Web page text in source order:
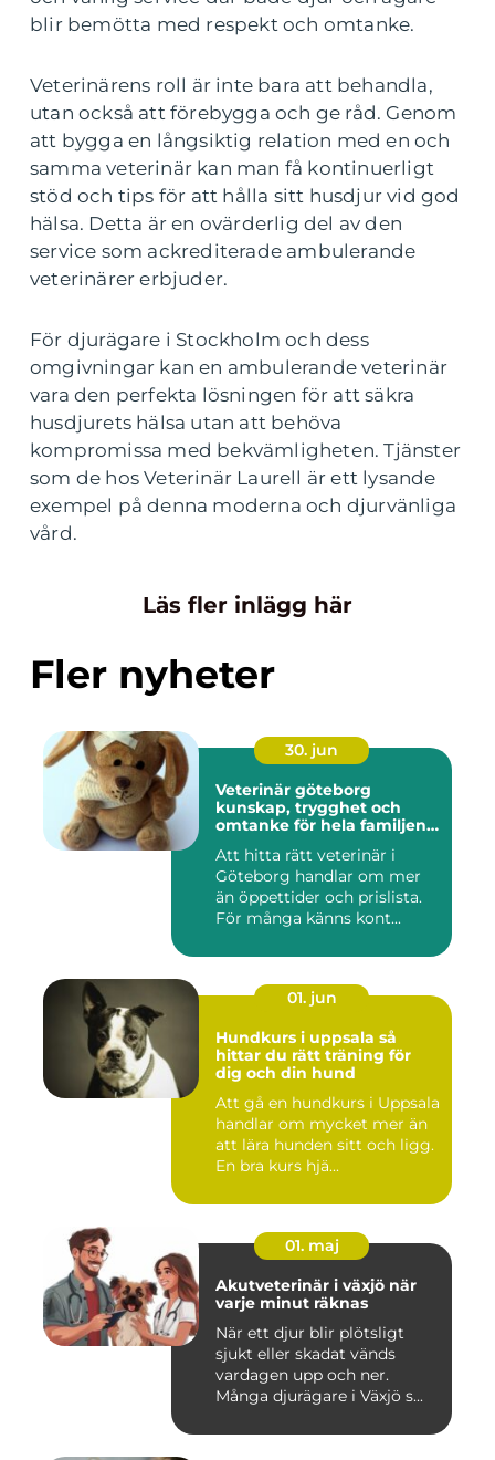
blir bemötta med respekt och omtanke.
Veterinärens roll är inte bara att behandla,
utan också att förebygga och ge råd. Genom
att bygga en långsiktig relation med en och
samma veterinär kan man få kontinuerligt
stöd och tips för att hålla sitt husdjur vid god
hälsa. Detta är en ovärderlig del av den
service som ackrediterade ambulerande
veterinärer erbjuder.
För djurägare i Stockholm och dess
omgivningar kan en ambulerande veterinär
vara den perfekta lösningen för att säkra
husdjurets hälsa utan att behöva
kompromissa med bekvämligheten. Tjänster
som de hos Veterinär Laurell är ett lysande
exempel på denna moderna och djurvänliga
vård.
Läs fler inlägg här
Fler nyheter
30. jun
Veterinär göteborg
kunskap, trygghet och
omtanke för hela familjens
Att hitta rätt veterinär i
Göteborg handlar om mer
än öppettider och prislista.
För många känns kont...
01. jun
Hundkurs i uppsala så
hittar du rätt träning för
dig och din hund
Att gå en hundkurs i Uppsala
handlar om mycket mer än
att lära hunden sitt och ligg.
En bra kurs hjä...
01. maj
Akutveterinär i växjö när
varje minut räknas
När ett djur blir plötsligt
sjukt eller skadat vänds
vardagen upp och ner.
Många djurägare i Växjö s...